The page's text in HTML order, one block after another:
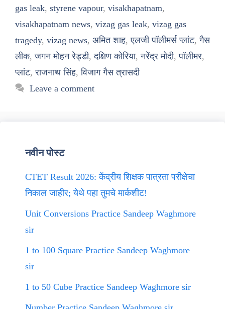
gas leak, styrene vapour, visakhapatnam,
visakhapatnam news, vizag gas leak, vizag gas
tragedy, vizag news, अमित शाह,एलजी पॉलीमर्स प्लांट,गैस
लीक,जगन मोहन रेड्डी,दक्षिण कोरिया,नरेंद्र मोदी,पॉलीमर,
प्लांट,राजनाथ सिंह,विजाग गैस त्रासदी
Leave a comment
नवीन पोस्ट
CTET Result 2026: केंद्रीय शिक्षक पात्रता परीक्षेचा
निकाल जाहीर; येथे पहा तुमचे मार्कशीट!
Unit Conversions Practice Sandeep Waghmore
sir
1 to 100 Square Practice Sandeep Waghmore
sir
1 to 50 Cube Practice Sandeep Waghmore sir